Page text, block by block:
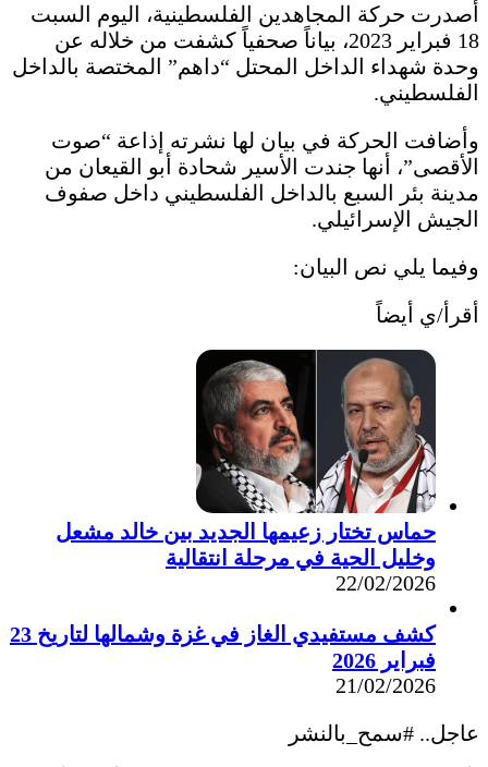
أصدرت حركة المجاهدين الفلسطينية، اليوم السبت
18 فبراير 2023، بياناً صحفياً كشفت من خلاله عن
وحدة شهداء الداخل المحتل “داهم” المختصة بالداخل
الفلسطيني.
وأضافت الحركة في بيان لها نشرته إذاعة “صوت
الأقصى”، أنها جندت الأسير شحادة أبو القيعان من
مدينة بئر السبع بالداخل الفلسطيني داخل صفوف
الجيش الإسرائيلي.
وفيما يلي نص البيان:
أقرأ/ي أيضاً
حماس تختار زعيمها الجديد بين خالد مشعل
وخليل الحية في مرحلة انتقالية
22/02/2026
كشف مستفيدي الغاز في غزة وشمالها لتاريخ 23
فبراير 2026
21/02/2026
عاجل.. #سمح_بالنشر